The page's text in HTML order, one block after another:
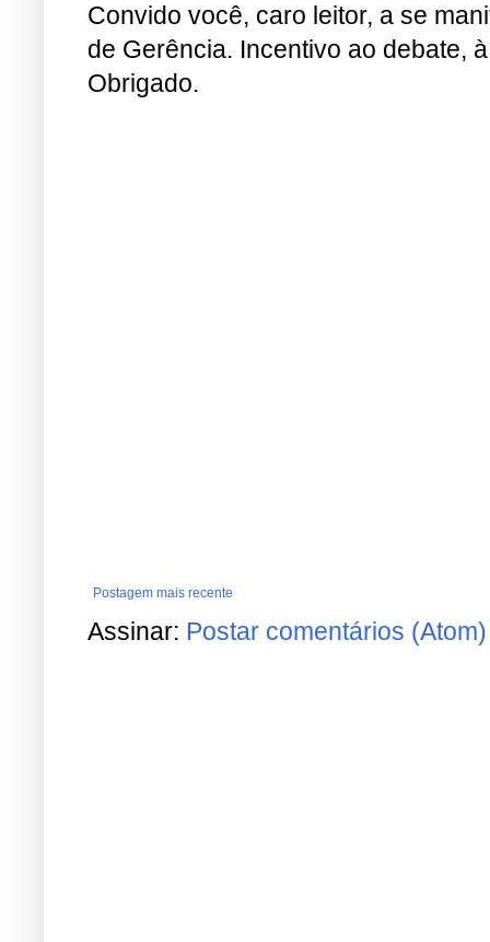
Convido você, caro leitor, a se
de Gerência. Incentivo ao debate,
Obrigado.
Postagem mais recente
Assinar: Postar comentários (Atom)